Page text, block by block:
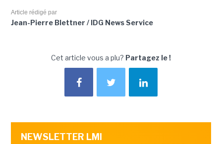
Article rédigé par
Jean-Pierre Blettner / IDG News Service
Cet article vous a plu? Partagez le !
NEWSLETTER LMI